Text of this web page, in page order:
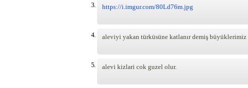
3. https://i.imgur.com/80Ld76m.jpg
4. aleviyi yakan türküsüne katlanır demiş büyüklerimiz
5. alevi kizlari cok guzel olur.